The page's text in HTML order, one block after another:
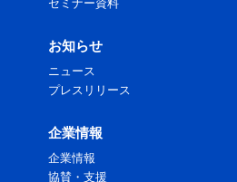
セミナー資料
お知らせ
ニュース
プレスリリース
企業情報
企業情報
協賛・支援